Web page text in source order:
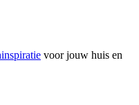
voor jouw huis en